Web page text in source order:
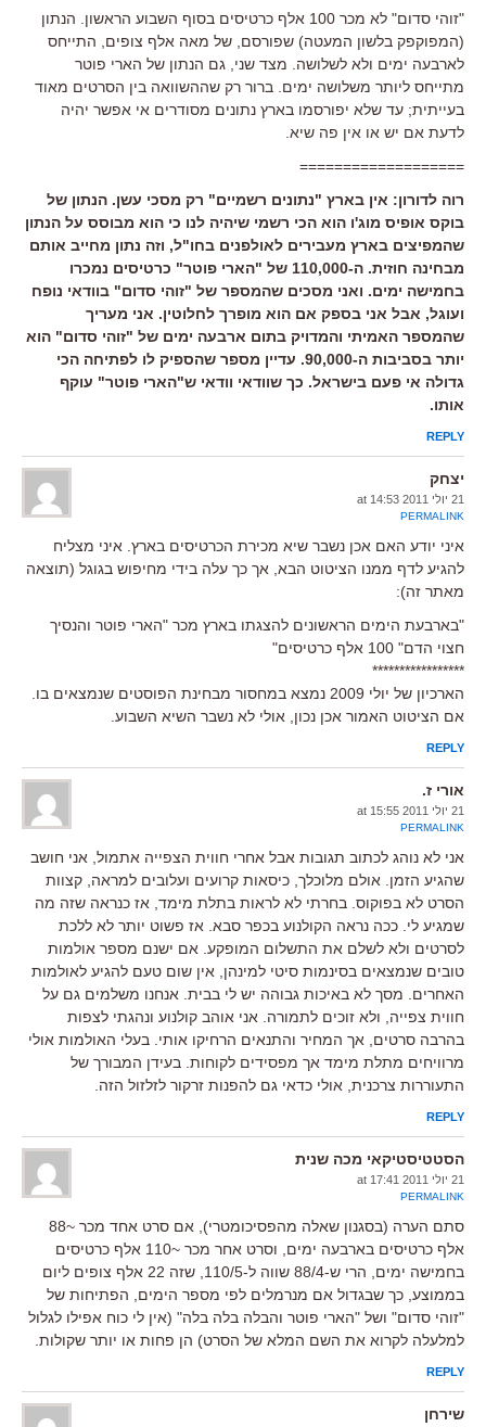
"זוהי סדום" לא מכר 100 אלף כרטיסים בסוף השבוע הראשון. הנתון
(המפוקפק בלשון המעטה) שפורסם, של מאה אלף צופים, התייחס
לארבעה ימים ולא לשלושה. מצד שני, גם הנתון של הארי פוטר
מתייחס ליותר משלושה ימים. ברור רק שההשוואה בין הסרטים מאוד
בעייתית; עד שלא יפורסמו בארץ נתונים מסודרים אי אפשר יהיה
לדעת אם יש או אין פה שיא.
===================
רוה לדורון: אין בארץ "נתונים רשמיים" רק מסכי עשן. הנתון של
בוקס אופיס מוג'ו הוא הכי רשמי שיהיה לנו כי הוא מבוסס על הנתון
שהמפיצים בארץ מעבירים לאולפנים בחו"ל, וזה נתון מחייב אותם
מבחינה חוזית. ה-110,000 של "הארי פוטר" כרטיסים נמכרו
בחמישה ימים. ואני מסכים שהמספר של "זוהי סדום" בוודאי נופח
ועוגל, אבל אני בספק אם הוא מופרך לחלוטין. אני מעריך
שהמספר האמיתי והמדויק בתום ארבעה ימים של "זוהי סדום" הוא
יותר בסביבות ה-90,000. עדיין מספר שהספיק לו לפתיחה הכי
גדולה אי פעם בישראל. כך שוודאי וודאי ש"הארי פוטר" עוקף
אותו.
REPLY
יצחק
21 יולי 2011 at 14:53
PERMALINK
איני יודע האם אכן נשבר שיא מכירת הכרטיסים בארץ. איני מצליח
להגיע לדף ממנו הציטוט הבא, אך כך עלה בידי מחיפוש בגוגל (תוצאה
מאתר זה):
"בארבעת הימים הראשונים להצגתו בארץ מכר "הארי פוטר והנסיך
חצוי הדם" 100 אלף כרטיסים"
*****************
הארכיון של יולי 2009 נמצא במחסור מבחינת הפוסטים שנמצאים בו.
אם הציטוט האמור אכן נכון, אולי לא נשבר השיא השבוע.
REPLY
אורי ז.
21 יולי 2011 at 15:55
PERMALINK
אני לא נוהג לכתוב תגובות אבל אחרי חווית הצפייה אתמול, אני חושב
שהגיע הזמן. אולם מלוכלך, כיסאות קרועים ועלובים למראה, קצוות
הסרט לא בפוקוס. בחרתי לא לראות בתלת מימד, אז כנראה שזה מה
שמגיע לי. ככה נראה הקולנוע בכפר סבא. אז פשוט יותר לא ללכת
לסרטים ולא לשלם את התשלום המופקע. אם ישנם מספר אולמות
טובים שנמצאים בסינמות סיטי למינהן, אין שום טעם להגיע לאולמות
האחרים. מסך לא באיכות גבוהה יש לי בבית. אנחנו משלמים גם על
חווית צפייה, ולא זוכים לתמורה. אני אוהב קולנוע ונהגתי לצפות
בהרבה סרטים, אך המחיר והתנאים הרחיקו אותי. בעלי האולמות אולי
מרוויחים מתלת מימד אך מפסידים לקוחות. בעידן המבורך של
התעוררות צרכנית, אולי כדאי גם להפנות זרקור לזלזול הזה.
REPLY
הסטטיסטיקאי מכה שנית
21 יולי 2011 at 17:41
PERMALINK
סתם הערה (בסגנון שאלה מהפסיכומטרי), אם סרט אחד מכר ~88
אלף כרטיסים בארבעה ימים, וסרט אחר מכר ~110 אלף כרטיסים
בחמישה ימים, הרי ש-88/4 שווה ל-110/5, שזה 22 אלף צופים ליום
בממוצע, כך שבגדול אם מנרמלים לפי מספר הימים, הפתיחות של
"זוהי סדום" ושל "הארי פוטר והבלה בלה בלה" (אין לי כוח אפילו לגלול
למלעלה לקרוא את השם המלא של הסרט) הן פחות או יותר שקולות.
REPLY
שירחן